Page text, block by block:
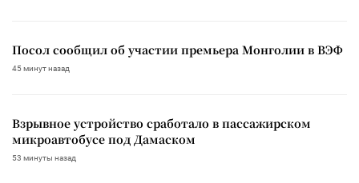
Посол сообщил об участии премьера Монголии в ВЭФ
45 минут назад
Взрывное устройство сработало в пассажирском
микроавтобусе под Дамаском
53 минуты назад